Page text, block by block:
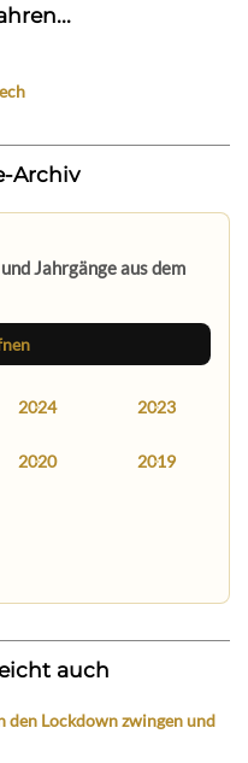
Archiv
Jahrgänge aus dem
2024 2023
2020 2019
auch
Lockdown zwingen und